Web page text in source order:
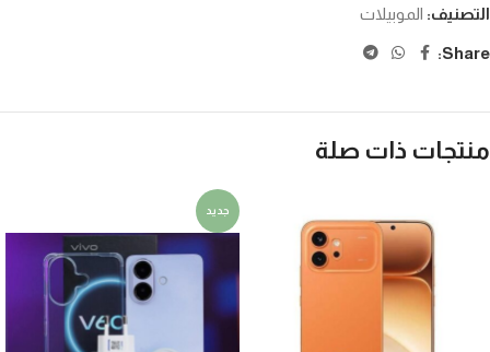
التصنيف: الموبيلات
Share:
منتجات ذات صلة
جديد